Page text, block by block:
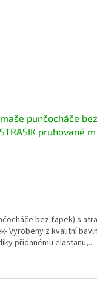
punčocháče
STRASIK pruhované m
bez ťapek) s
Vyrobeny z kvalitní
přidanému elastanu,...